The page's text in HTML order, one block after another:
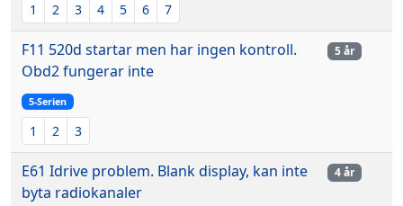
1 2 3 4 5 6 7
F11 520d startar men har ingen kontroll.
Obd2 fungerar inte
5-Serien
1 2 3
5 år
E61 Idrive problem. Blank display, kan inte
byta radiokanaler
4 år